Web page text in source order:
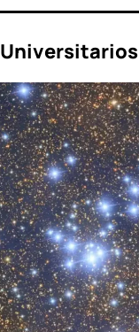
Universitarios